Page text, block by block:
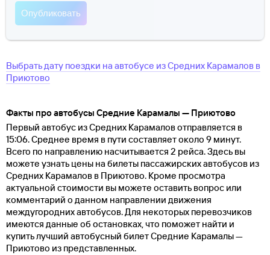
Выбрать дату поездки на автобусе изСредних Карамалов в
Приютово
Факты про автобусы Средние Карамалы — Приютово
Первый автобус из Средних Карамалов отправляется в
15:06. Среднее время в пути составляет около 9 минут.
Всего по направлению насчитывается 2 рейса. Здесь вы
можете узнать цены на билеты пассажирских автобусов из
Средних Карамалов в Приютово. Кроме просмотра
актуальной стоимости вы можете оставить вопрос или
комментарий о данном направлении движения
междугородних автобусов. Для некоторых перевозчиков
имеются данные об остановках, что поможет найти и
купить лучший автобусный билет Средние Карамалы —
Приютово из представленных.